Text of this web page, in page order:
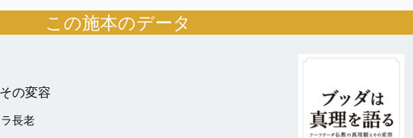
この施本のデータ
の変容
長老